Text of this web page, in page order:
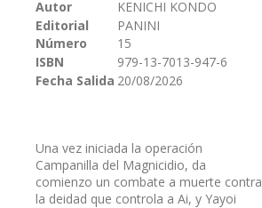
imágenes
Autor
KENICHI KONDO
Editorial
PANINI
Número
15
ISBN
979-13-7013-947-6
Fecha Salida 20/08/2026
Una vez iniciada la operación
Campanilla del Magnicidio, da
comienzo un combate a muerte contra
la deidad que controla a Ai, y Yayoi